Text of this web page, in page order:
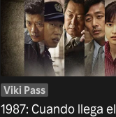
Viki Pass
1987: Cuando llega el